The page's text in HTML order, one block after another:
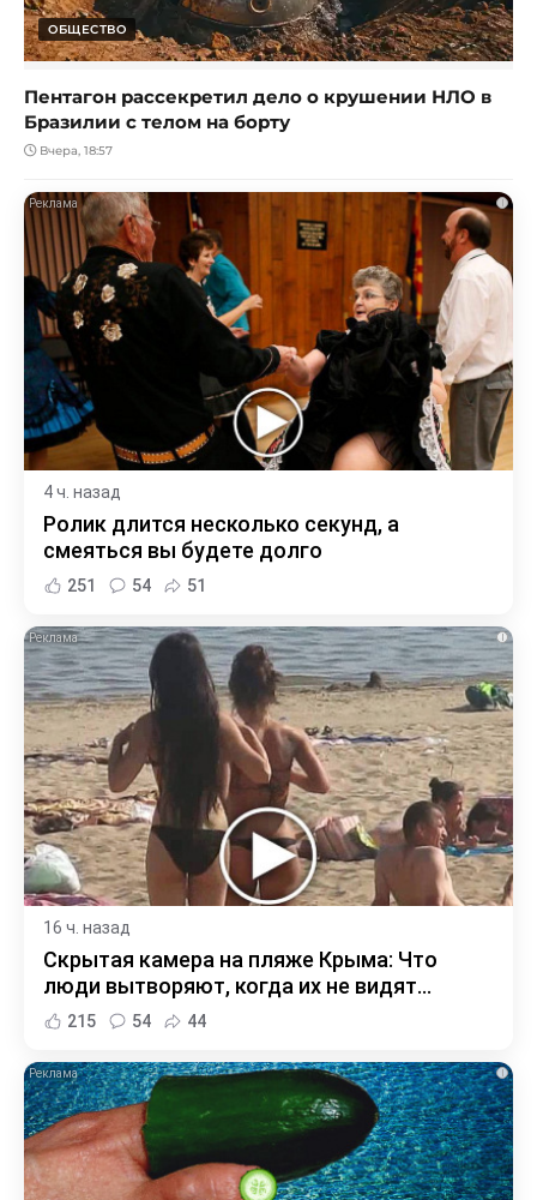
ОБЩЕСТВО
Пентагон рассекретил дело о крушении НЛО в
Бразилии с телом на борту
Вчера, 18:57
i
4 ч. назад
Ролик длится несколько секунд, а
смеяться вы будете долго
251 54 51
i
16 ч. назад
Скрытая камера на пляже Крыма: Что
люди вытворяют, когда их не видят...
215 54 44
i